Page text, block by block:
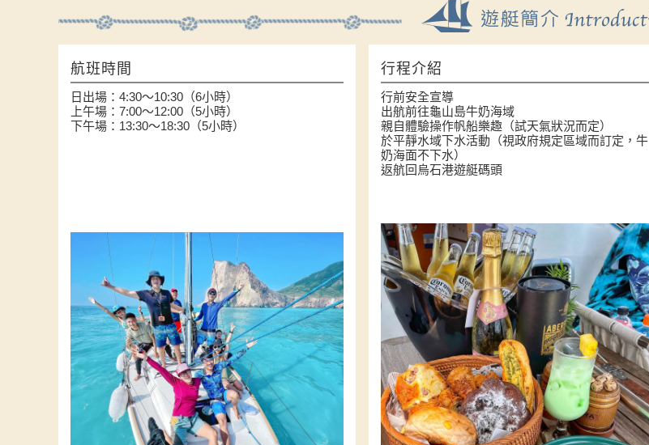
航班時間
日出場：4:30～10:30（6小時）
上午場：7:00～12:00（5小時）
下午場：13:30～18:30（5小時）
行程介紹
行前安全宣導
出航前往龜山島牛奶海域
親自體驗操作帆船樂趣（試天氣狀況而定）
於平靜水域下水活動（視政府規定區域而訂定，牛
奶海面不下水）
返航回烏石港遊艇碼頭